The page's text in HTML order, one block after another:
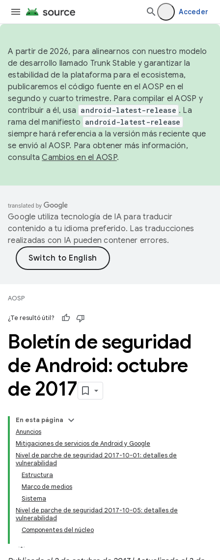
Acceder
A partir de 2026, para alinearnos con nuestro modelo
de desarrollo llamado Trunk Stable y garantizar la
estabilidad de la plataforma para el ecosistema,
publicaremos el código fuente en el AOSP en el
segundo y cuarto trimestre. Para compilar el AOSP y
contribuir a él, usa android-latest-release . La
rama del manifiesto android-latest-release
siempre hará referencia a la versión más reciente que
se envió al AOSP. Para obtener más información,
consultaCambios en el AOSP.
Google utiliza tecnología de IA para traducir
contenido a tu idioma preferido. Las traducciones
realizadas con IA pueden contener errores.
AOSP
¿Te resultó útil?
Boletín de seguridad
de Android: octubre
de 2017
En esta página
Anuncios
Mitigaciones de servicios de Android y Google
Nivel de parche de seguridad 2017-10-01: detalles de
vulnerabilidad
Estructura
Marco de medios
Sistema
Nivel de parche de seguridad 2017-10-05: detalles de
vulnerabilidad
Componentes del núcleo